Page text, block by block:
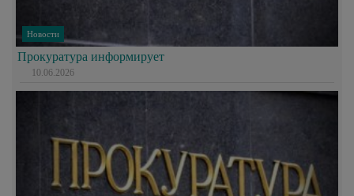
Новости
Прокуратура информирует
10.06.2026